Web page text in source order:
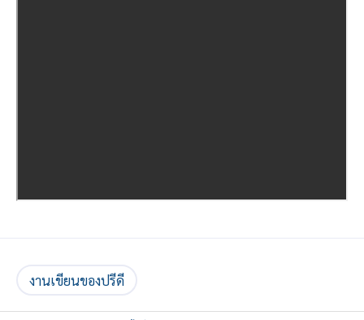
งานเขียนของปรีดี